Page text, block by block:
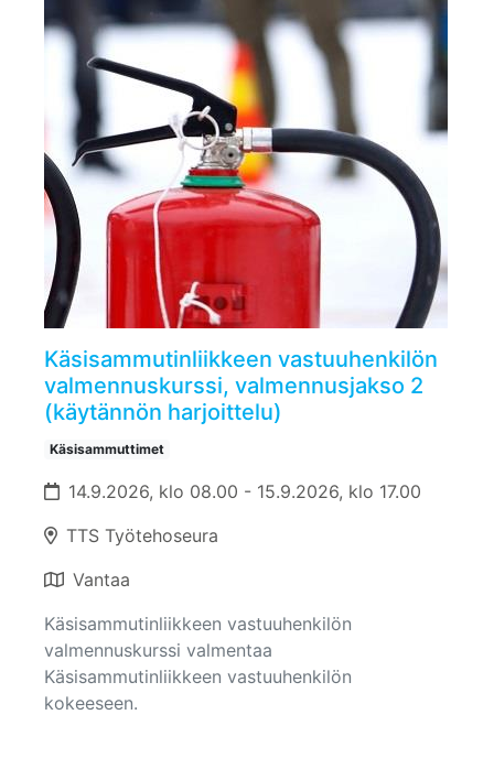
Käsisammutinliikkeen vastuuhenkilön
valmennuskurssi, valmennusjakso 2
(käytännön harjoittelu)
Käsisammuttimet
14.9.2026, klo 08.00 - 15.9.2026, klo 17.00
TTS Työtehoseura
Vantaa
Käsisammutinliikkeen vastuuhenkilön
valmennuskurssi valmentaa
Käsisammutinliikkeen vastuuhenkilön
kokeeseen.